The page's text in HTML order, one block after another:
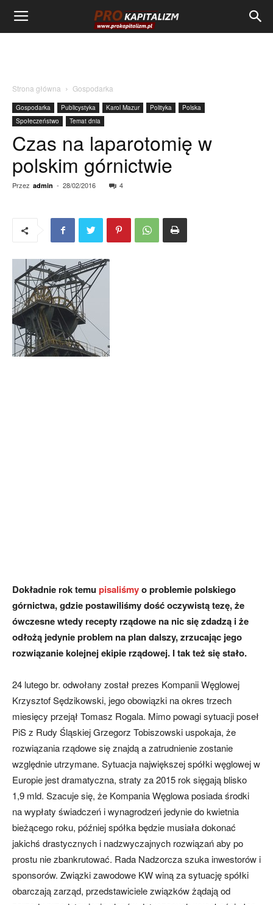
Strona główna Gospodarka
Gospodarka Publicystyka Karol Mazur Polityka
Polska
Społeczeństwo
Temat dnia
Czas na laparotomię w
polskim górnictwie
Przez admin - 28/02/2016 4
Dokładnie rok temupisaliśmyo problemie polskiego
górnictwa, gdzie postawiliśmy dość oczywistą tezę, że
ówczesne wtedy recepty rządowe na nic się zdadzą i że
odłożą jedynie problem na plan dalszy, zrzucając jego
rozwiązanie kolejnej ekipie rządowej. I tak też się stało.
24 lutego br. odwołany został prezes Kompanii Węglowej
Krzysztof Sędzikowski, jego obowiązki na okres trzech
miesięcy przejął Tomasz Rogala. Mimo powagi sytuacji poseł
PiS z Rudy Śląskiej Grzegorz Tobiszowski uspokaja, że
rozwiązania rządowe się znajdą a zatrudnienie zostanie
względnie utrzymane. Sytuacja największej spółki węglowej w
Europie jest dramatyczna, straty za 2015 rok sięgają blisko
1,9 mld. Szacuje się, że Kompania Węglowa posiada środki
na wypłaty świadczeń i wynagrodzeń jedynie do kwietnia
bieżącego roku, później spółka będzie musiała dokonać
jakichś drastycznych i nadzwyczajnych rozwiązań aby po
prostu nie zbankrutować. Rada Nadzorcza szuka inwestorów i
sponsorów. Związki zawodowe KW winą za sytuację spółki
obarczają zarząd, przedstawiciele związków żądają od